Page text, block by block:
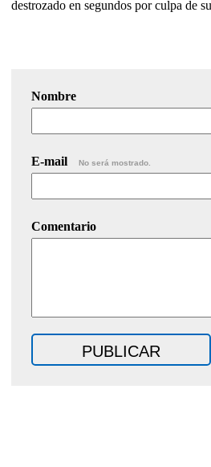
destrozado en segundos por culpa de
Nombre
E-mail No será mostrado.
Comentario